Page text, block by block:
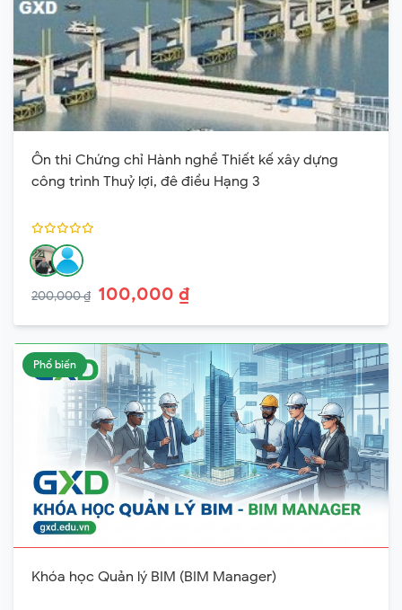
Ôn thi Chứng chỉ Hành nghề Thiết kế xây dựng
công trình Thuỷ lợi, đê điều Hạng 3
200,000 ₫ 100,000 ₫
Phổ biến
Khóa học Quản lý BIM (BIM Manager)